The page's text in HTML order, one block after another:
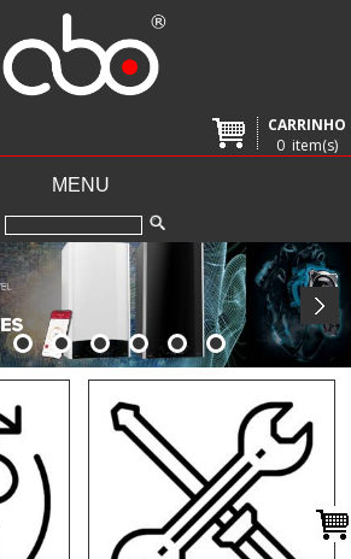
CARRINHO
0item(s)
MENU